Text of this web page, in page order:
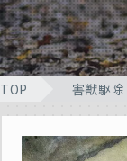
TOP 害獣駆除